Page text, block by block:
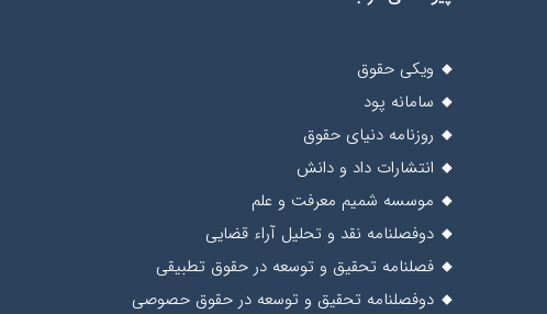
ویکی حقوق
سامانه پود
روزنامه دنیای حقوق
انتشارات داد و دانش
موسسه شمیم معرفت و علم
دوفصلنامه نقد و تحلیل آراء قضایی
فصلنامه تحقیق و توسعه در حقوق تطبیقی
دوفصلنامه تحقیق و توسعه در حقوق حصوصی